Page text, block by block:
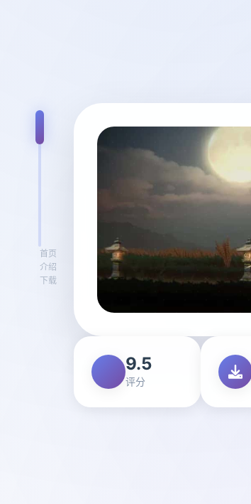
首页
介绍
下载
9.5
评分